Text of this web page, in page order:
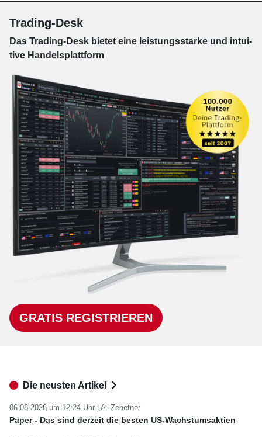
Trading-Desk
Das Trading-Desk bie­tet eine leis­tungs­star­ke und in­tui­
tive Han­dels­platt­form
GRATIS REGISTRIEREN
Die neusten Artikel
06.08.2026 um 12:24 Uhr | A. Zehetner
Paper - Das sind derzeit die besten US-Wachstumsaktien